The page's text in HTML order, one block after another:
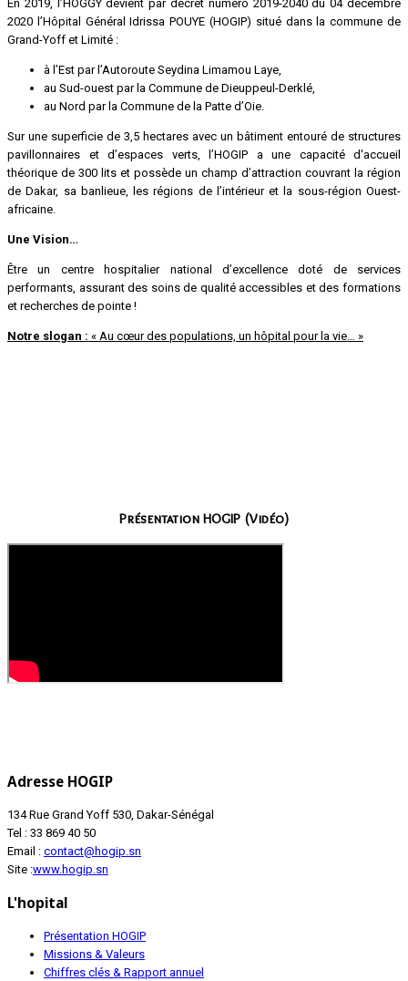
En 2019, l’HOGGY devient par décret numéro 2019-2040 du 04 décembre
2020 l’Hôpital Général Idrissa POUYE (HOGIP) situé dans la commune de
Grand-Yoff et Limité :
à l’Est par l’Autoroute Seydina Limamou Laye,
au Sud-ouest par la Commune de Dieuppeul-Derklé,
au Nord par la Commune de la Patte d’Oie.
Sur une superficie de 3,5 hectares avec un bâtiment entouré de structures
pavillonnaires et d’espaces verts, l’HOGIP a une capacité d'accueil
théorique de 300 lits et possède un champ d’attraction couvrant la région
de Dakar, sa banlieue, les régions de l’intérieur et la sous-région Ouest-
africaine.
Une Vision…
Être un centre hospitalier national d’excellence doté de services
performants, assurant des soins de qualité accessibles et des formations
et recherches de pointe !
Notre slogan : « Au cœur des populations, un hôpital pour la vie… »
Présentation HOGIP (Vidéo)
Adresse HOGIP
134 Rue Grand Yoff 530, Dakar-Sénégal
Tel : 33 869 40 50
Email : contact@hogip.sn
Site :www.hogip.sn
L'hopital
Présentation HOGIP
Missions & Valeurs
Chiffres clés & Rapport annuel